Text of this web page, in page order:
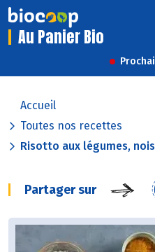
Au Panier Bio
Accueil
Toutes nos recettes
Risotto aux légumes,
Partager sur